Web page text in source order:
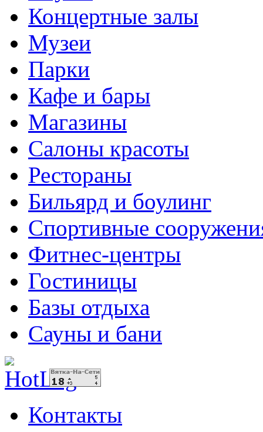
Концертные залы
Музеи
Парки
Кафе и бары
Магазины
Салоны красоты
Рестораны
Бильярд и боулинг
Спортивные
Фитнес-центры
Гостиницы
Базы отдыха
Сауны и бани
Контакты